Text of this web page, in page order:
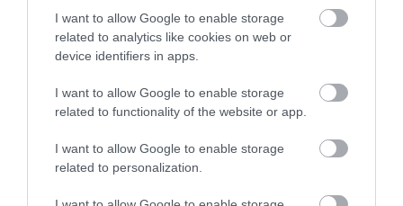
I want to allow Google to enable storage
related to analytics like cookies on web or
device identifiers in apps.
I want to allow Google to enable storage
related to functionality of the website or app.
I want to allow Google to enable storage
related to personalization.
képezve egy esetleges egészségügyi probléma
kezelésére, azzal járó teendőkre is. Ugyanakkor az
utazáshoz mindenképp érdemes biztosítást kötni,
mert egy egészségügyi kényszerleszállás esetén az
idegen országban végzett kezelés és ellátás
A turizmus világának híreiért
kövess
Instán és TikTok -on is, iratkozz fel hírlevelünkre